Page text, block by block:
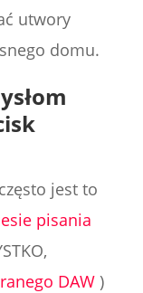
utwory
domu.
jest to
pisania
DAW)